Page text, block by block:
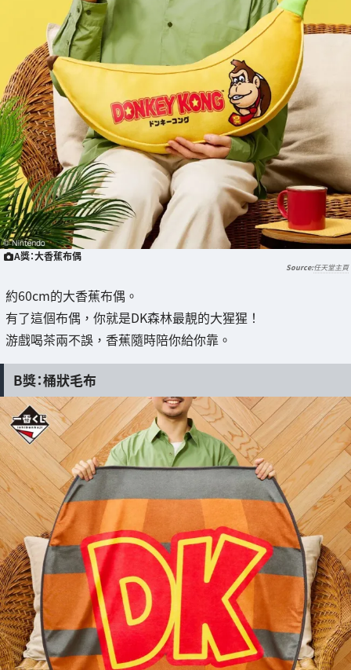
A獎：大香蕉布偶
任天堂主頁
約60cm的大香蕉布偶。
有了這個布偶，你就是DK森林最靚的大猩猩！
游戲喝茶兩不誤，香蕉隨時陪你給你靠。
B獎：桶狀毛布